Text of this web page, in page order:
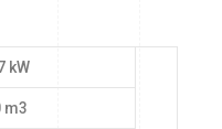
kW
m3